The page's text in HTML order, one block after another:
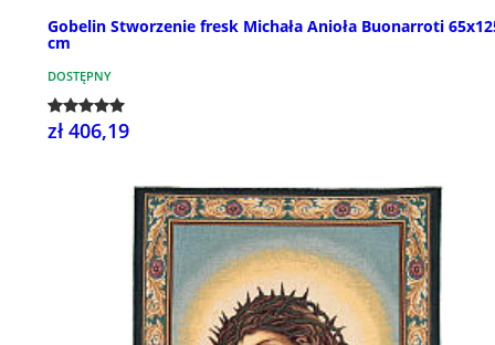
Gobelin Stworzenie fresk Michała Anioła Buonarroti
cm
DOSTĘPNY
zł 406,19